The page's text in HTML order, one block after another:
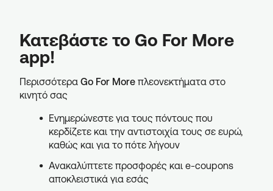
Κατεβάστε το Go For More
app!
Περισσότερα Go For More πλεονεκτήματα στο
κινητό σας
Ενημερώνεστε για τους πόντους που
κερδίζετε και την αντιστοιχία τους σε ευρώ,
καθώς και για το πότε λήγουν
Ανακαλύπτετε προσφορές και e-coupons
αποκλειστικά για εσάς